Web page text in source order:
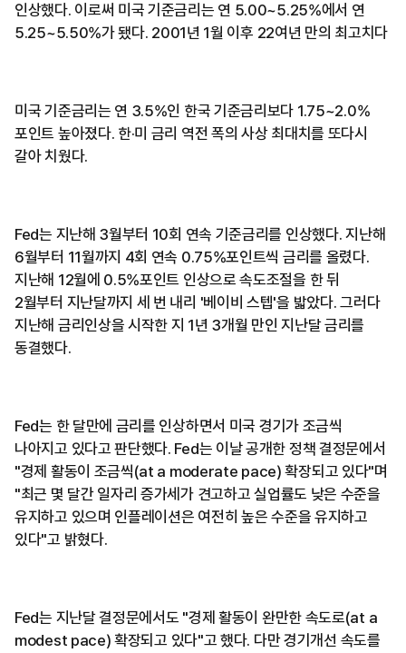
인상했다. 이로써 미국 기준금리는 연 5.00~5.25%에서 연
5.25~5.50%가 됐다. 2001년 1월 이후 22여년 만의 최고치다
미국 기준금리는 연 3.5%인 한국 기준금리보다 1.75~2.0%
포인트 높아졌다. 한·미 금리 역전 폭의 사상 최대치를 또다시
갈아 치웠다.
Fed는 지난해 3월부터 10회 연속 기준금리를 인상했다. 지난해
6월부터 11월까지 4회 연속 0.75%포인트씩 금리를 올렸다.
지난해 12월에 0.5%포인트 인상으로 속도조절을 한 뒤
2월부터 지난달까지 세 번 내리 '베이비 스텝'을 밟았다. 그러다
지난해 금리인상을 시작한 지 1년 3개월 만인 지난달 금리를
동결했다.
Fed는 한 달만에 금리를 인상하면서 미국 경기가 조금씩
나아지고 있다고 판단했다. Fed는 이날 공개한 정책 결정문에서
"경제 활동이 조금씩(at a moderate pace) 확장되고 있다"며
"최근 몇 달간 일자리 증가세가 견고하고 실업률도 낮은 수준을
유지하고 있으며 인플레이션은 여전히 높은 수준을 유지하고
있다"고 밝혔다.
Fed는 지난달 결정문에서도 "경제 활동이 완만한 속도로(at a
modest pace) 확장되고 있다"고 했다. 다만 경기개선 속도를